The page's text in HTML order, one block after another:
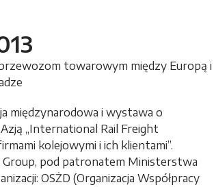
towarowym między Europą i
międzynarodowa i wystawa o
„International Rail Freight
kolejowymi i ich klientami”.
Group, pod patronatem Ministerstwa
OSŻD (Organizacja Współpracy